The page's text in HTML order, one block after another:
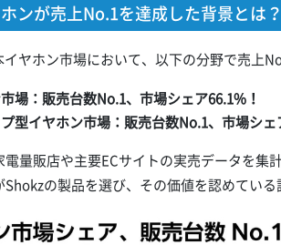
ンが売上No.1を達成した背景とは？
ヤホン市場において、以下の分野で売上
場：販売台数No.1、市場シェア66.1%！
型イヤホン市場：販売台数No.1、市場シェ
量販店や主要ECサイトの実売データを集
の製品を選び、その価値を認めている